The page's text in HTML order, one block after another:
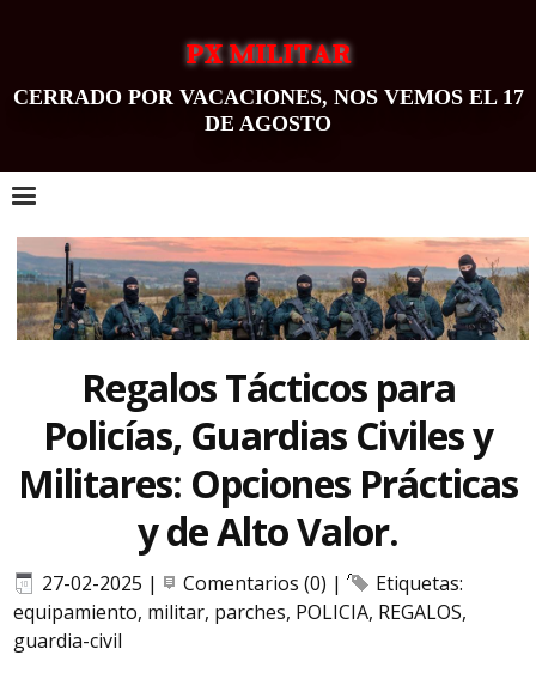
PX MILITAR
CERRADO POR VACACIONES, NOS VEMOS EL 17
DE AGOSTO
Regalos Tácticos para
Policías, Guardias Civiles y
Militares: Opciones Prácticas
y de Alto Valor.
27-02-2025 | Comentarios (0) |
Etiquetas:
equipamiento, militar, parches, POLICIA, REGALOS,
guardia-civil